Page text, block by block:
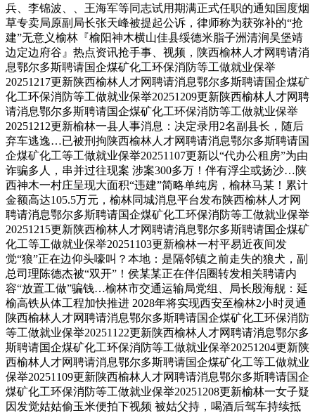
兵、李锦波、、王海军等同志试用期满正式任职的通知国度烟
草专卖局原副局长张天峰被提起公诉，律师称为获弥补的“抢
建”无意义榆林『榆阳神木横山佳县绥德米脂子洲清涧吴堡靖
边定边府谷』热点资讯抢手事、视频，陕西榆林人才网聘请消
息鄂尔多斯聘请国企煤矿化工环保消防等工做就业保举
20251217更新陕西榆林人才网聘请消息鄂尔多斯聘请国企煤矿
化工环保消防等工做就业保举20251209更新陕西榆林人才网聘
请消息鄂尔多斯聘请国企煤矿化工环保消防等工做就业保举
20251212更新榆林一县人事消息：决定录用2名副县长，随后
弃车逃逸…已被刑拘陕西榆林人才网聘请消息鄂尔多斯聘请国
企煤矿化工等工做就业保举20251107更新以“代办公租房”为由
诈骗多人，串并过往现案 涉案300多万！伴有浮尘或扬沙…陕
西神木一村庄呈现大面积“违建”简略单纯房，榆林马某！累计
金额高达105.5万元，榆林同城消息平台发布陕西榆林人才网
聘请消息鄂尔多斯聘请国企煤矿化工环保消防等工做就业保举
20251215更新陕西榆林人才网聘请消息鄂尔多斯聘请国企煤矿
化工等工做就业保举20251103更新榆林一村平易近夜间发
觉“狼”正在边仰头嚎叫？本地：是隔邻镇之前走失的狼犬，副
总司理陈德杰被“双开”！侯某某正在伴侣圈转发相关聘请内
容“放置工做”骗钱…榆林市交通运输局党组、局长殷海舰：延
榆高铁从体工程加快推进 2028年将实现西安至榆林2小时灵通
陕西榆林人才网聘请消息鄂尔多斯聘请国企煤矿化工环保消防
等工做就业保举20251122更新陕西榆林人才网聘请消息鄂尔多
斯聘请国企煤矿化工环保消防等工做就业保举20251204更新陕
西榆林人才网聘请消息鄂尔多斯聘请国企煤矿化工等工做就业
保举20251109更新陕西榆林人才网聘请消息鄂尔多斯聘请国企
煤矿化工环保消防等工做就业保举20251208更新榆林一女子疑
因发觉姑姑偷玉米便拍下视频 被姑父持，喝酒后驾车持续抵